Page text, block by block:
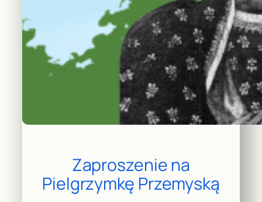
Zaproszenie na
Pielgrzymkę Przemyską